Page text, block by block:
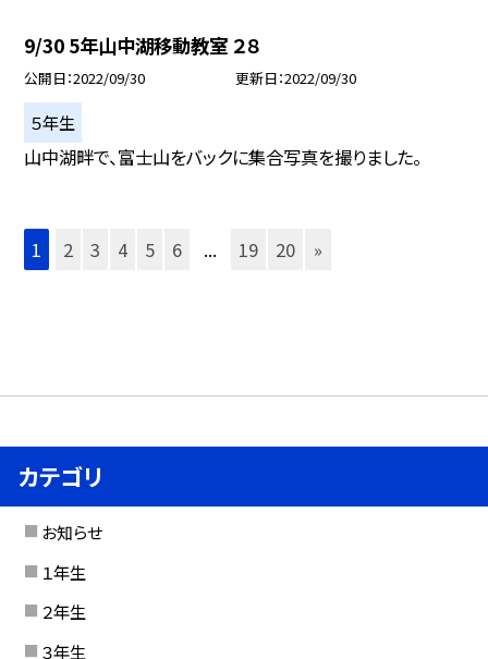
9/30 5年山中湖移動教室 ２８
公開日 2022/09/30 更新日 2022/09/30
５年生
山中湖畔で、富士山をバックに集合写真を撮りました。
1 2 3 4 5 6 ... 19 20 »
カテゴリ
お知らせ
１年生
２年生
３年生